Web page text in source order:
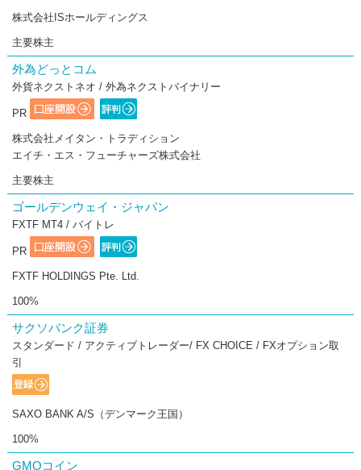
株式会社ISホールディングス
主要株主
外為どっとコム
外貨ネクストネオ / 外為ネクストバイナリー
PR
株式会社メイタン・トラディション
エイチ・エス・フューチャーズ株式会社
主要株主
ゴールデンウェイ・ジャパン
FXTF MT4 / バイトレ
PR
FXTF HOLDINGS Pte. Ltd.
100%
サクソバンク証券
スタンダード / アクティブトレーダー/ FX CHOICE / FXオプション取
引
SAXO BANK A/S（デンマーク王国）
100%
GMOコイン